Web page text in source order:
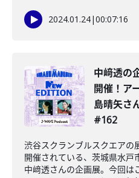
2024.01.24|00:07:16
中﨑透の
開催！ア
島晴矢さ
#162
渋谷スクランブルスクエアの
開催されている、茨城県水戸
中﨑透さんの企画展。今回は